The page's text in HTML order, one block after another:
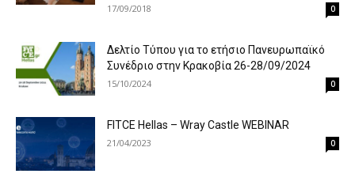
17/09/2018 0
Δελτίο Τύπου για τo ετήσιο Πανευρωπαϊκό
Συνέδριο στην Κρακοβία 26-28/09/2024
15/10/2024 0
FITCE Hellas – Wray Castle WEBINAR
21/04/2023 0